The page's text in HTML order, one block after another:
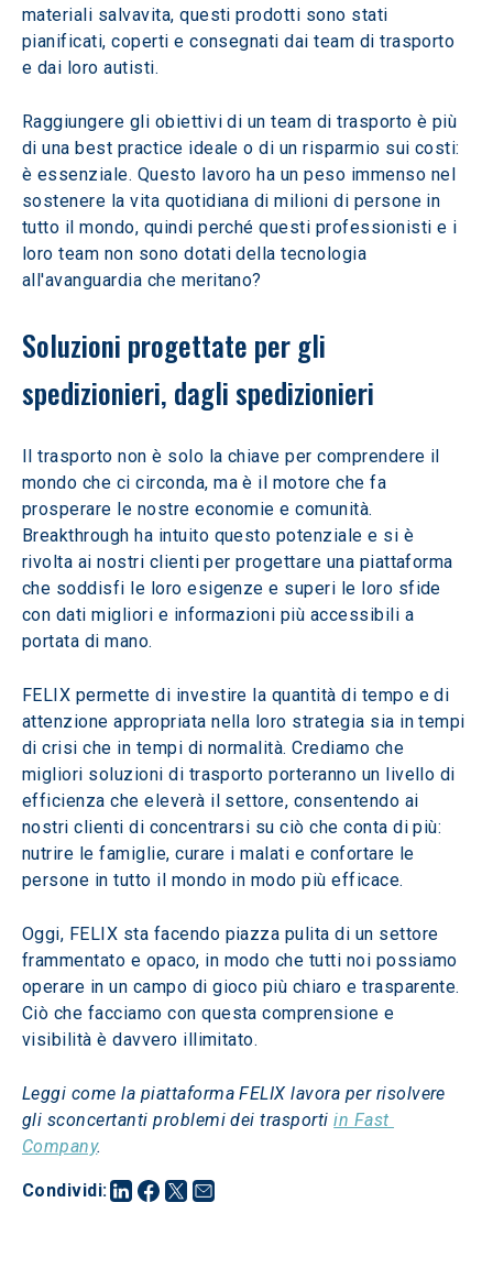
Condividi:
materiali salvavita, questi prodotti sono stati
pianificati, coperti e consegnati dai team di trasporto
e dai loro autisti.
Raggiungere gli obiettivi di un team di trasporto è più
di una best practice ideale o di un risparmio sui costi:
è essenziale. Questo lavoro ha un peso immenso nel
sostenere la vita quotidiana di milioni di persone in
tutto il mondo, quindi perché questi professionisti e i
loro team non sono dotati della tecnologia
all'avanguardia che meritano?
Soluzioni progettate per gli
spedizionieri, dagli spedizionieri
Il trasporto non è solo la chiave per comprendere il
mondo che ci circonda, ma è il motore che fa
prosperare le nostre economie e comunità.
Breakthrough ha intuito questo potenziale e si è
rivolta ai nostri clienti per progettare una piattaforma
che soddisfi le loro esigenze e superi le loro sfide
con dati migliori e informazioni più accessibili a
portata di mano.
FELIX permette di investire la quantità di tempo e di
attenzione appropriata nella loro strategia sia in tempi
di crisi che in tempi di normalità. Crediamo che
migliori soluzioni di trasporto porteranno un livello di
efficienza che eleverà il settore, consentendo ai
nostri clienti di concentrarsi su ciò che conta di più:
nutrire le famiglie, curare i malati e confortare le
persone in tutto il mondo in modo più efficace.
Oggi, FELIX sta facendo piazza pulita di un settore
frammentato e opaco, in modo che tutti noi possiamo
operare in un campo di gioco più chiaro e trasparente.
Ciò che facciamo con questa comprensione e
visibilità è davvero illimitato.
Leggi come la piattaforma FELIX lavora per risolvere
gli sconcertanti problemi dei trasporti in Fast
Company.